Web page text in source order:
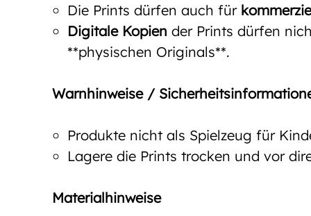
Die Prints dürfen auch für
Digitale Kopien der Prints dürfen
**physischen Originals**.
Warnhinweise /
Produkte nicht als Spielzeug für
Lagere die Prints trocken und vor
Materialhinweise